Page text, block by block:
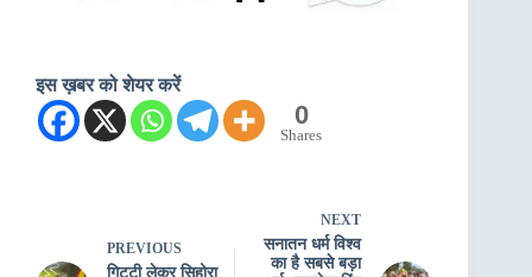
इस ख़बर को शेयर करें
0
Shares
PREVIOUS
गिट्टी लेकर सिहोरा
NEXT
सनातन धर्म विश्व
का है सबसे बड़ा